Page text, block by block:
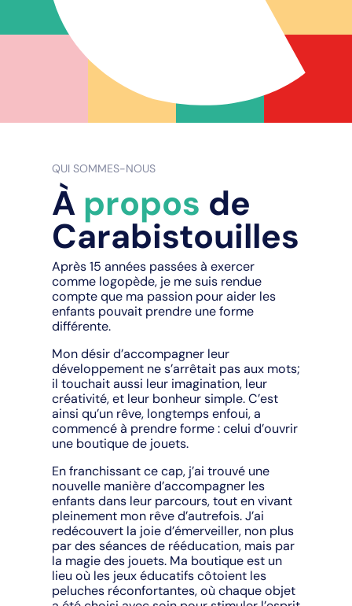
QUI SOMMES-NOUS
À propos de
Carabistouilles
Après 15 années passées à exercer
comme logopède, je me suis rendue
compte que ma passion pour aider les
enfants pouvait prendre une forme
différente.
Mon désir d’accompagner leur
développement ne s’arrêtait pas aux mots;
il touchait aussi leur imagination, leur
créativité, et leur bonheur simple. C’est
ainsi qu’un rêve, longtemps enfoui, a
commencé à prendre forme : celui d’ouvrir
une boutique de jouets.
En franchissant ce cap, j’ai trouvé une
nouvelle manière d’accompagner les
enfants dans leur parcours, tout en vivant
pleinement mon rêve d’autrefois. J’ai
redécouvert la joie d’émerveiller, non plus
par des séances de rééducation, mais par
la magie des jouets. Ma boutique est un
lieu où les jeux éducatifs côtoient les
peluches réconfortantes, où chaque objet